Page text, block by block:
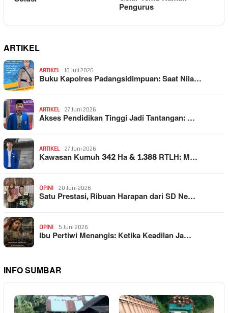
Pengurus
ARTIKEL
ARTIKEL 10 Juli 2026
Buku Kapolres Padangsidimpuan: Saat Nila…
ARTIKEL 27 Juni 2026
Akses Pendidikan Tinggi Jadi Tantangan: …
ARTIKEL 27 Juni 2026
Kawasan Kumuh 342 Ha & 1.388 RTLH: M…
OPINI 20 Juni 2026
Satu Prestasi, Ribuan Harapan dari SD Ne…
OPINI 5 Juni 2026
Ibu Pertiwi Menangis: Ketika Keadilan Ja…
INFO SUMBAR